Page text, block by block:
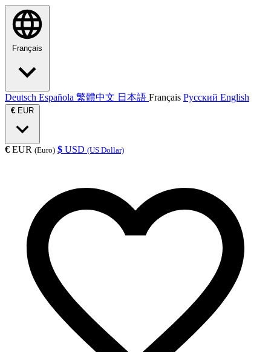
Français
Deutsch Española 繁體中文 日本語 Français Русский English
€ EUR
€ EUR (Euro) $ USD (US Dollar)